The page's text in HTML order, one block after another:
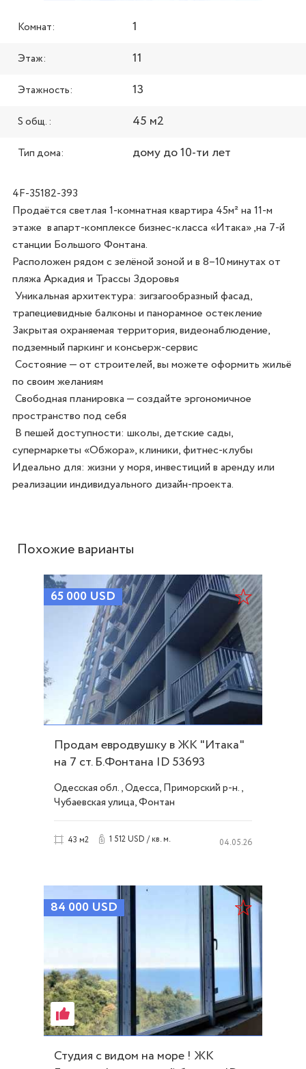
Комнат: 1
Этаж: 11
Этажность: 13
S общ. : 45 м2
Тип дома: дому до 10-ти лет
4F-35182-393
Продаётся светлая 1‑комнатная квартира 45м² на 11‑м
этаже  в апарт‑комплексе бизнес‑класса «Итака» ,на 7‑й
станции Большого Фонтана.
Расположен рядом с зелёной зоной и в 8–10 минутах от
пляжа Аркадия и Трассы Здоровья
трапециевидные балконы и панорамное остекление
Закрытая охраняемая территория, видеонаблюдение,
подземный паркинг и консьерж‑сервис
по своим желаниям
пространство под себя
супермаркеты «Обжора», клиники, фитнес‑клубы
Идеально для: жизни у моря, инвестиций в аренду или
реализации индивидуального дизайн‑проекта.
Похожие варианты
65 000 USD
Продам евродвушку в ЖК "Итака"
на 7 ст. Б.Фонтана ID 53693
Одесская обл., Одесса, Приморский р-н.,
Чубаевская улица, Фонтан
43 м2 1 512 USD / кв. м. 04.05.26
84 000 USD
Студия с видом на море ! ЖК